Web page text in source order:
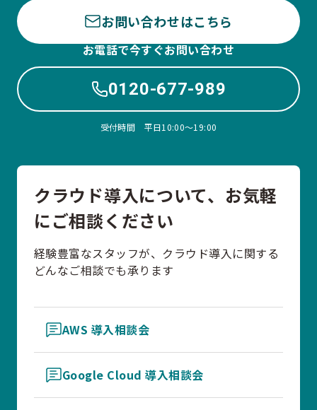
お問い合わせはこちら
お電話で今すぐお問い合わせ
0120-677-989
受付時間 平日10:00〜19:00
クラウド導入について、お気軽
にご相談ください
経験豊富なスタッフが、クラウド導入に関する
どんなご相談でも承ります
AWS 導入相談会
Google Cloud 導入相談会